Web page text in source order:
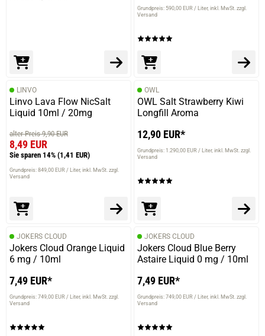
Grundpreis: 590,00 EUR / Liter inkl. MwSt. zzgl.
Versand
LINVO
Linvo Lava Flow NicSalt
Liquid 10ml / 20mg
alter Preis 9,90 EUR
8,49 EUR
Sie sparen 14% (1,41 EUR)
Grundpreis: 849,00 EUR / Liter inkl. MwSt. zzgl.
Versand
OWL
OWL Salt Strawberry Kiwi
Longfill Aroma
12,90 EUR*
Grundpreis: 1.290,00 EUR / Liter inkl. MwSt. zzgl.
Versand
JOKERS CLOUD
Jokers Cloud Orange Liquid
6 mg / 10ml
7,49 EUR*
Grundpreis: 749,00 EUR / Liter inkl. MwSt. zzgl.
Versand
JOKERS CLOUD
Jokers Cloud Blue Berry
Astaire Liquid 0 mg / 10ml
7,49 EUR*
Grundpreis: 749,00 EUR / Liter inkl. MwSt. zzgl.
Versand